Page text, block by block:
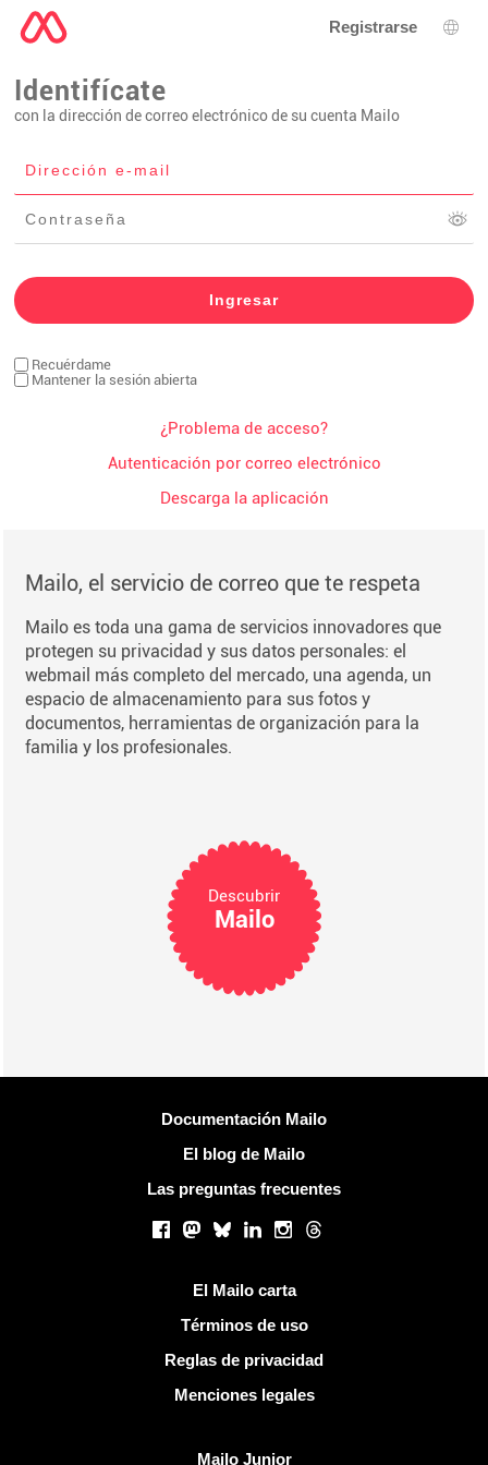
Registrarse
Identifícate
con la dirección de correo electrónico de su cuenta Mailo
Recuérdame
Mantener la sesión abierta
¿Problema de acceso?
Autenticación por correo electrónico
Descarga la aplicación
Mailo, el servicio de correo que te respeta
Mailo es toda una gama de servicios innovadores que
protegen su privacidad y sus datos personales: el
webmail más completo del mercado, una agenda, un
espacio de almacenamiento para sus fotos y
documentos, herramientas de organización para la
familia y los profesionales.
Descubrir
Mailo
Documentación Mailo
El blog de Mailo
Las preguntas frecuentes
Facebook
Mastodon
BlueskyLinkedInInstagram
Threads
El Mailo carta
Términos de uso
Reglas de privacidad
Menciones legales
Mailo Junior